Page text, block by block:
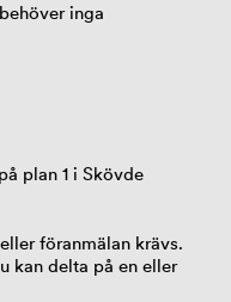
inga
plan 1 i Skövde
föranmälan krävs.
kan delta på en eller